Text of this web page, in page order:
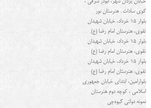
خیابان یزدان شهر، ابوذر شرقی ،
کوی سادات . هنرستان نور
بلوار ۱۵ خرداد، خیابان شهیدان
تقوی، هنرستان امام رضا (ع)
بلوار ۱۵ خرداد، خیابان شهیدان
تقوی، هنرستان امام رضا (ع)
بلوار ۱۵ خرداد، خیابان شهیدان
تقوی، هنرستان امام رضا (ع)
بلوارامین، ابتدای خیابان جمهوری
اسلامی ، کوچه دوم هنرستان
نمونه دولتی گیوه‌چی